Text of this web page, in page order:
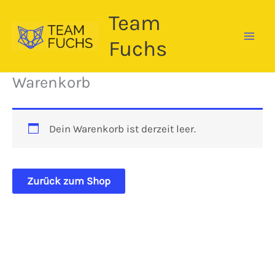
Inhalt
springen
Team
Fuchs
Warenkorb
Dein Warenkorb ist derzeit leer.
Zurück zum Shop